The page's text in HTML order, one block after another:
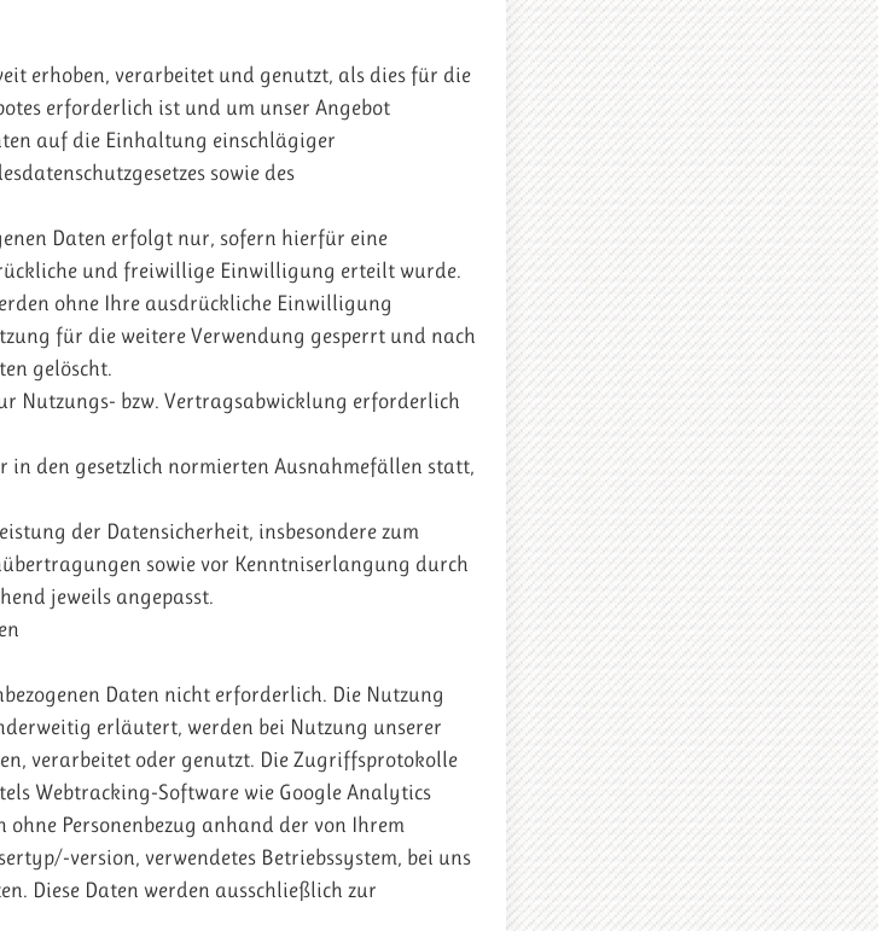
erhoben, verarbeitet und genutzt, als dies für die
erforderlich ist und um unser Angebot
auf die Einhaltung einschlägiger
sowie des
Daten erfolgt nur, sofern hierfür eine
und freiwillige Einwilligung erteilt wurde.
ohne Ihre ausdrückliche Einwilligung
für die weitere Verwendung gesperrt und nach
gelöscht.
Nutzungs- bzw. Vertragsabwicklung erforderlich
den gesetzlich normierten Ausnahmefällen statt,
der Datensicherheit, insbesondere zum
sowie vor Kenntniserlangung durch
jeweils angepasst.
Daten nicht erforderlich. Die Nutzung
erläutert, werden bei Nutzung unserer
verarbeitet oder genutzt. Die Zugriffsprotokolle
Webtracking-Software wie Google Analytics
Personenbezug anhand der von Ihrem
version, verwendetes Betriebssystem, bei uns
Diese Daten werden ausschließlich zur